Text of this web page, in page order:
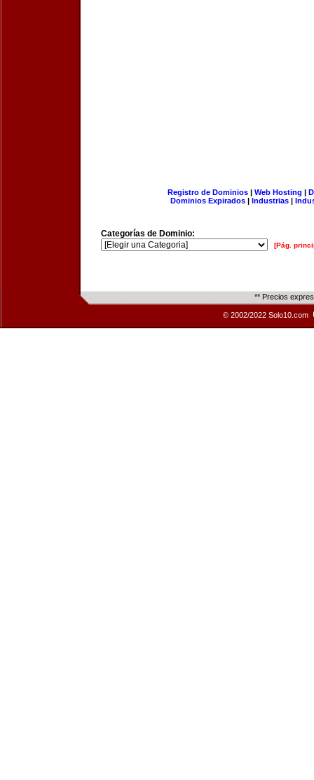
Registro de Dominios| Web Hosting |
Dominios Expirados | Industrias |
Categorías de Dominio:
[Pág.
** Precios
© 2002/2022 Solo10.com